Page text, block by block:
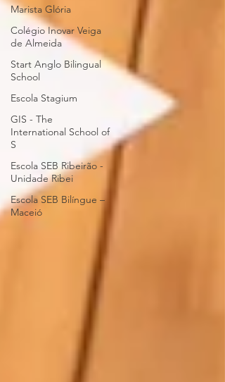
Marista Glória
Colégio Inovar Veiga
de Almeida
Start Anglo Bilingual
School
Escola Stagium
GIS - The
International School of
S
Escola SEB Ribeirão -
Unidade Ribei
Escola SEB Bilíngue –
Maceió